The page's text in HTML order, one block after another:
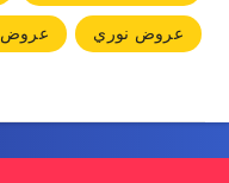
عروض نوري
عروض